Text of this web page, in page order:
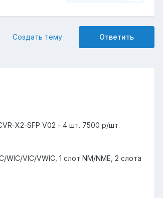
Ответить
Создать тему
X2-SFP V02 - 4 шт. 7500 р/шт.
VIC/VWIC, 1 слот NM/NME, 2 слота